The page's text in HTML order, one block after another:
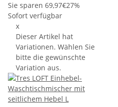
Sie sparen 69,97€27%
Sofort verfügbar
x
Dieser Artikel hat
Variationen. Wählen Sie
bitte die gewünschte
Variation aus.